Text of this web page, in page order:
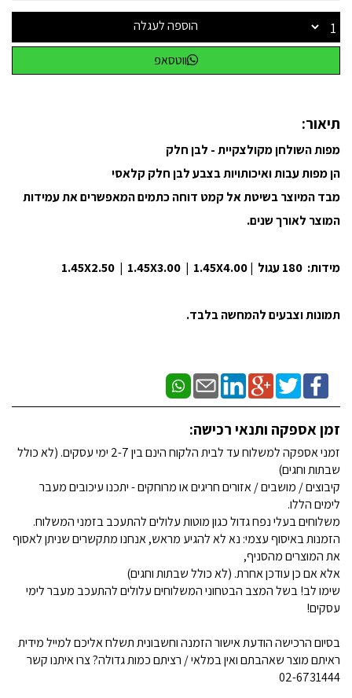
הוספה לעגלה
ווטסאפ
תיאור:
מפות השולחן מקולצקיית - לבן חלק
הן מפות עבות ואיכותויות בצבע לבן חלק קלאסי
מבד המיוצר בשיטת אל קמט דוחה כתמים המאפשרים את עמידות
המוצר לאורך שנים.
מידות: 180 עגול | 1.45X2.50 | 1.45X3.00 | 1.45X4.00
תמונות וצבעים להמחשה בלבד.
זמן אספקה ותנאי רכישה:
זמני אספקה למשלוח עד לבית הלקוח הינם בין 2-7 ימי עסקים. (לא כולל
שבתות וחגים)
קיבוצים / מושבים / אזורים חריגים או מרוחקים - יתכנו עיכובים מעבר
לימים הללו.
משלוחים בעלי נפח גדול כגון מוטות עלולים להתעכב בזמני המשלוח.
הזמנות באיסוף עצמי: נא לא להגיע מראש, אנחנו מתקשרים שניתן לאסוף
את המוצרים מהסניף,
אלא אם כן עודכן אחרת. (לא כולל שבתות וחגים)
שימו לב! בשל המצב הבטחוני המשלוחים עלולים להתעכב מעבר לימי
עסקים!
בסיום הרכישה הודעת אישור הזמנה וחשבונית תשלח אליכם למייל מידית
ראיתם מוצר שאהבתם ואין במלאי / רציתם כמות גדולה? צרו איתנו קשר
02-6731444